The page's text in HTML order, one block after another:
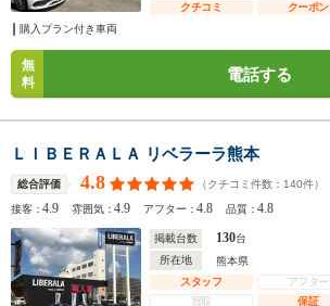
クチコミ
クーポン
購入プラン付き車両
無
料
電話する
ＬＩＢＥＲＡＬＡ リベラーラ熊本
総合評価 4.8 （クチコミ件数： 140件）
接客：4.9 雰囲気：4.9 アフター：4.8 品質：4.8
掲載台数 130台
所在地
熊本県
スタッフ
アフター
買取
保証